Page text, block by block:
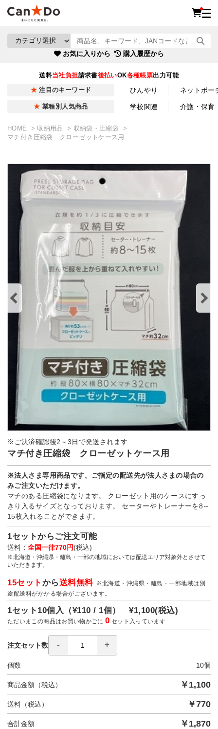
お気に入りから 購入履歴から
送料当社負担請求書後払いOK各種帳票出力可能
注目のキーワード ひんやり ネットポー
業種別人気商品 学校関連 介護・保育
HOME 収納用品
収納袋・圧縮袋
マチ付き圧縮袋 クローゼットケース用
※ご決済確認後2～3日で発送されます
マチ付き圧縮袋 クローゼットケース用
※法人さま専用商品です。ご指定の配送先が法人さまの場合の
みご注文いただけます。
マチのある圧縮袋になります。 クローゼット用のケースにすっ
きり入るサイズとなっております。 セーターやトレーナーを8～
15枚入れることができます。
1セットからご注文可能
送料： 全国一律770円(税込)
※北海道・沖縄県・離島・一部の地域においては配送エリア対象外とさせて
いただきます。
15セット から送料無料 ※北海道・沖縄県・離島・一部地域は別
途配送料がかかる場合がございます。
1セット10個入（¥110 / 1個）¥1,100(税込)
ただいまこの商品はお買い物かごに0 セット入っています
注文セット数
個数 10個
商品金額（税込） ￥ 1,100
送料（税込） ￥770
合計金額 ￥ 1,870